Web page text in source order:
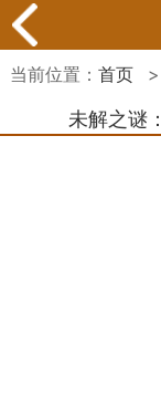
当前位置： 首页 >
未解之谜